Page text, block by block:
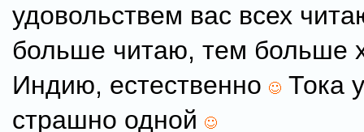
удовольствем вас всех
больше читаю, тем больше
Индию, естественно
Тока
страшно одной